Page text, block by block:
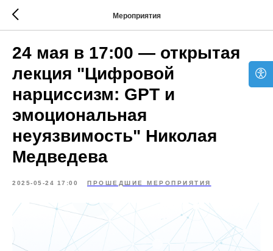
Мероприятия
24 мая в 17:00 — открытая
лекция "Цифровой
нарциссизм: GPT и
эмоциональная
неуязвимость" Николая
Медведева
2025-05-24 17:00 ПРОШЕДШИЕ МЕРОПРИЯТИЯ